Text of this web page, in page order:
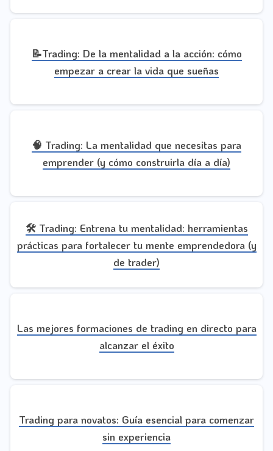
📝Trading: De la mentalidad a la acción: cómo
empezar a crear la vida que sueñas
🧠 Trading: La mentalidad que necesitas para
emprender (y cómo construirla día a día)
🛠️ Trading: Entrena tu mentalidad: herramientas
prácticas para fortalecer tu mente emprendedora (y
de trader)
Las mejores formaciones de trading en directo para
alcanzar el éxito
Trading para novatos: Guía esencial para comenzar
sin experiencia